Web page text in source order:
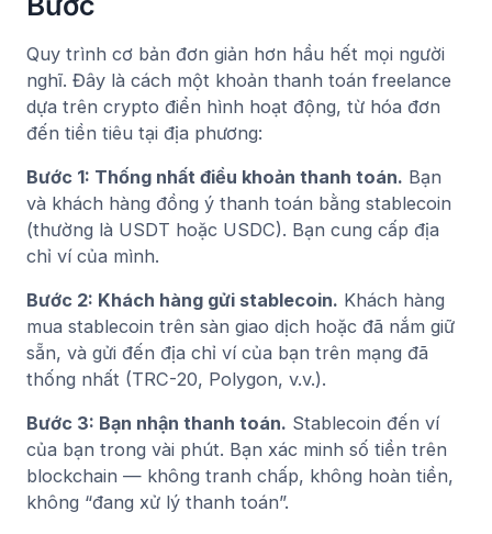
Quy trình cơ bản đơn giản hơn hầu hết mọi người
nghĩ. Đây là cách một khoản thanh toán freelance
dựa trên crypto điển hình hoạt động, từ hóa đơn
đến tiền tiêu tại địa phương:
Bước 1: Thống nhất điều khoản thanh toán. Bạn
và khách hàng đồng ý thanh toán bằng stablecoin
(thường là USDT hoặc USDC). Bạn cung cấp địa
chỉ ví của mình.
Bước 2: Khách hàng gửi stablecoin. Khách hàng
mua stablecoin trên sàn giao dịch hoặc đã nắm giữ
sẵn, và gửi đến địa chỉ ví của bạn trên mạng đã
thống nhất (TRC-20, Polygon, v.v.).
Bước 3: Bạn nhận thanh toán. Stablecoin đến ví
của bạn trong vài phút. Bạn xác minh số tiền trên
blockchain — không tranh chấp, không hoàn tiền,
không “đang xử lý thanh toán”.